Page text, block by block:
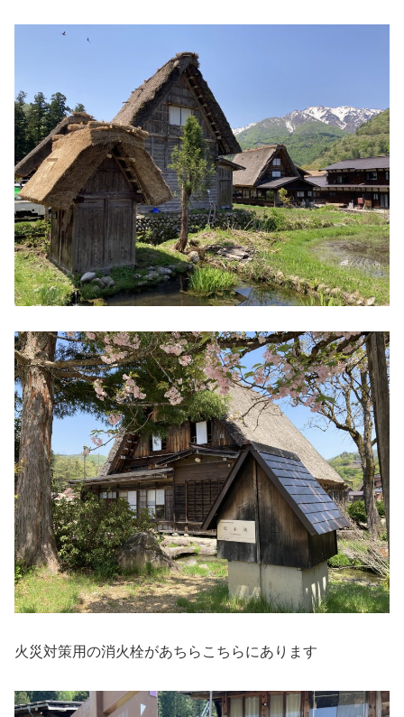
火災対策用の消火栓があちらこちらにあります